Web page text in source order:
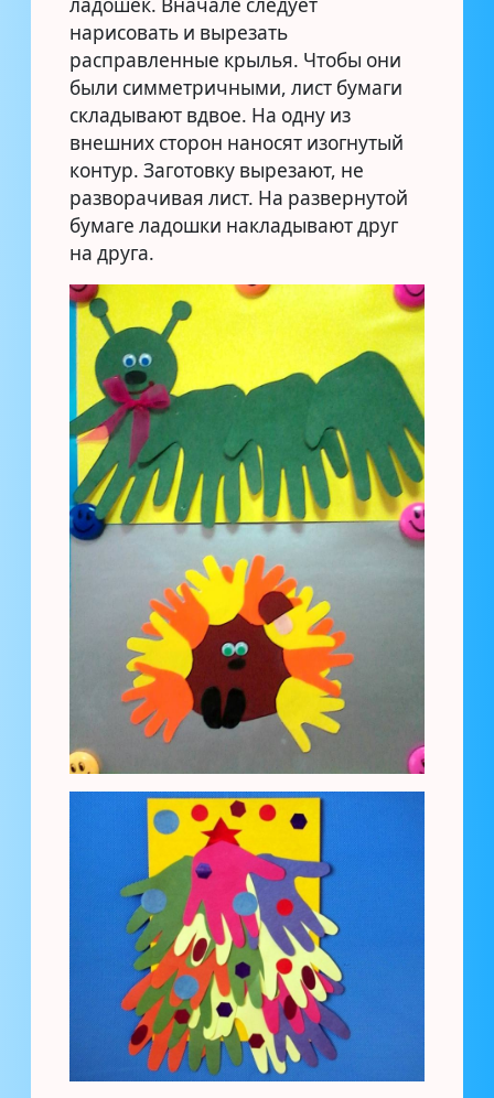
ладошек. Вначале следует
нарисовать и вырезать
расправленные крылья. Чтобы они
были симметричными, лист бумаги
складывают вдвое. На одну из
внешних сторон наносят изогнутый
контур. Заготовку вырезают, не
разворачивая лист. На развернутой
бумаге ладошки накладывают друг
на друга.